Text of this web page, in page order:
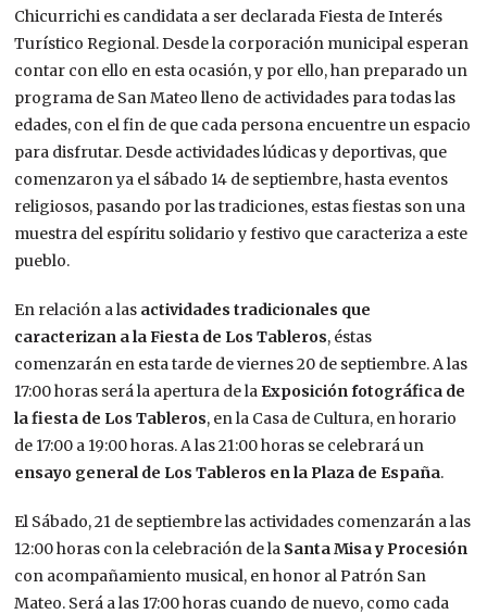
Chicurrichi es candidata a ser declarada Fiesta de Interés
Turístico Regional. Desde la corporación municipal esperan
contar con ello en esta ocasión, y por ello, han preparado un
programa de San Mateo lleno de actividades para todas las
edades, con el fin de que cada persona encuentre un espacio
para disfrutar. Desde actividades lúdicas y deportivas, que
comenzaron ya el sábado 14 de septiembre, hasta eventos
religiosos, pasando por las tradiciones, estas fiestas son una
muestra del espíritu solidario y festivo que caracteriza a este
pueblo.
En relación a las actividades tradicionales que
caracterizan a la Fiesta de Los Tableros, éstas
comenzarán en esta tarde de viernes 20 de septiembre. A las
17:00 horas será la apertura de la Exposición fotográfica de
la fiesta de Los Tableros, en la Casa de Cultura, en horario
de 17:00 a 19:00 horas. A las 21:00 horas se celebrará un
ensayo general de Los Tableros en la Plaza de España.
El Sábado, 21 de septiembre las actividades comenzarán a las
12:00 horas con la celebración de la Santa Misa y Procesión
con acompañamiento musical, en honor al Patrón San
Mateo. Será a las 17:00 horas cuando de nuevo, como cada